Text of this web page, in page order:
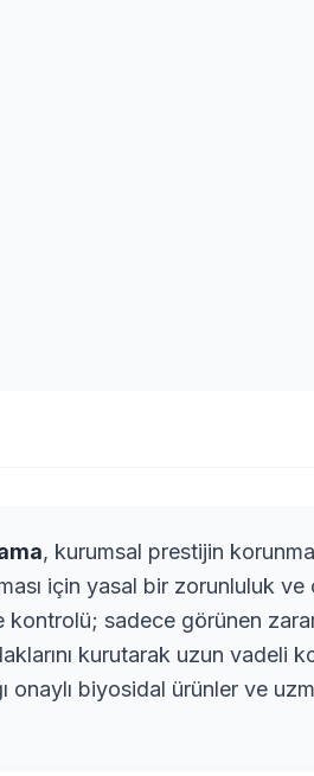
, kurumsal prestijin
için yasal bir zorunluluk
sadece görünen
kurutarak uzun vadeli
onaylı biyosidal ürünler ve